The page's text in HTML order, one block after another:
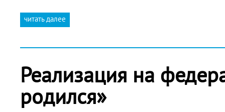
читать далее
Реализация на
родился»